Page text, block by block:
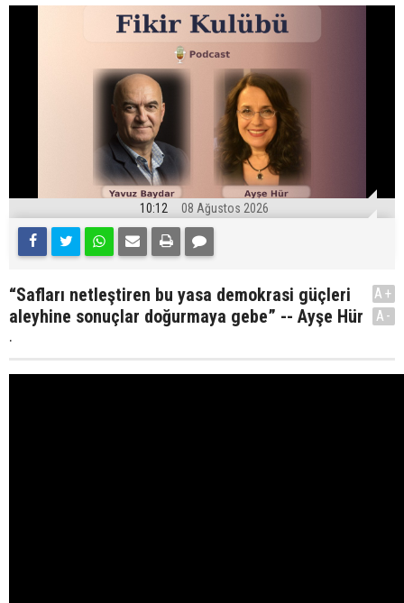
10:12 08 Ağustos 2026
“Safları netleştiren bu yasa demokrasi güçleri
aleyhine sonuçlar doğurmaya gebe” -- Ayşe Hür
.
A+
A-